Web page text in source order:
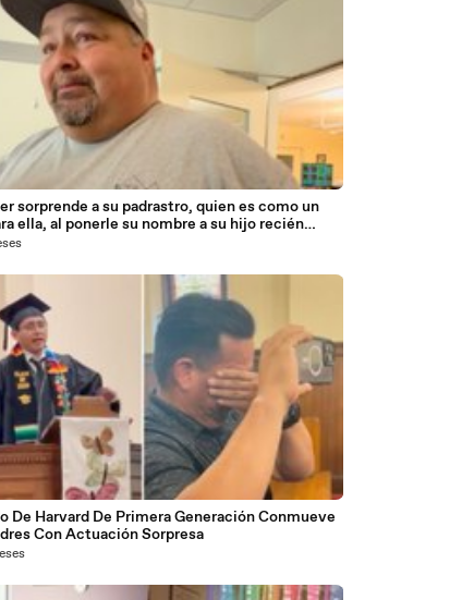
sorprende a su padrastro, quien es como un
ella, al ponerle su nombre a su hijo recién
De Harvard De Primera Generación Conmueve
Con Actuación Sorpresa